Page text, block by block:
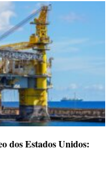
dos Estados Unidos: